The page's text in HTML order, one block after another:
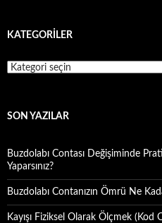
KATEGORILER
Kategoriler
SON YAZILAR
Buzdolabı Contası Değişiminde
Yaparsınız?
Buzdolabı Contanızın Ömrü Ne
Kayışı Fiziksel Olarak Ölçmek (Kod